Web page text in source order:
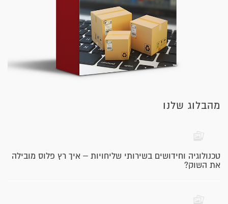
מהבלוג שלנו
טכנולוגיה וחידושים בשירותי שליחויות – איך רץ פלוס מובילה
את השוק?